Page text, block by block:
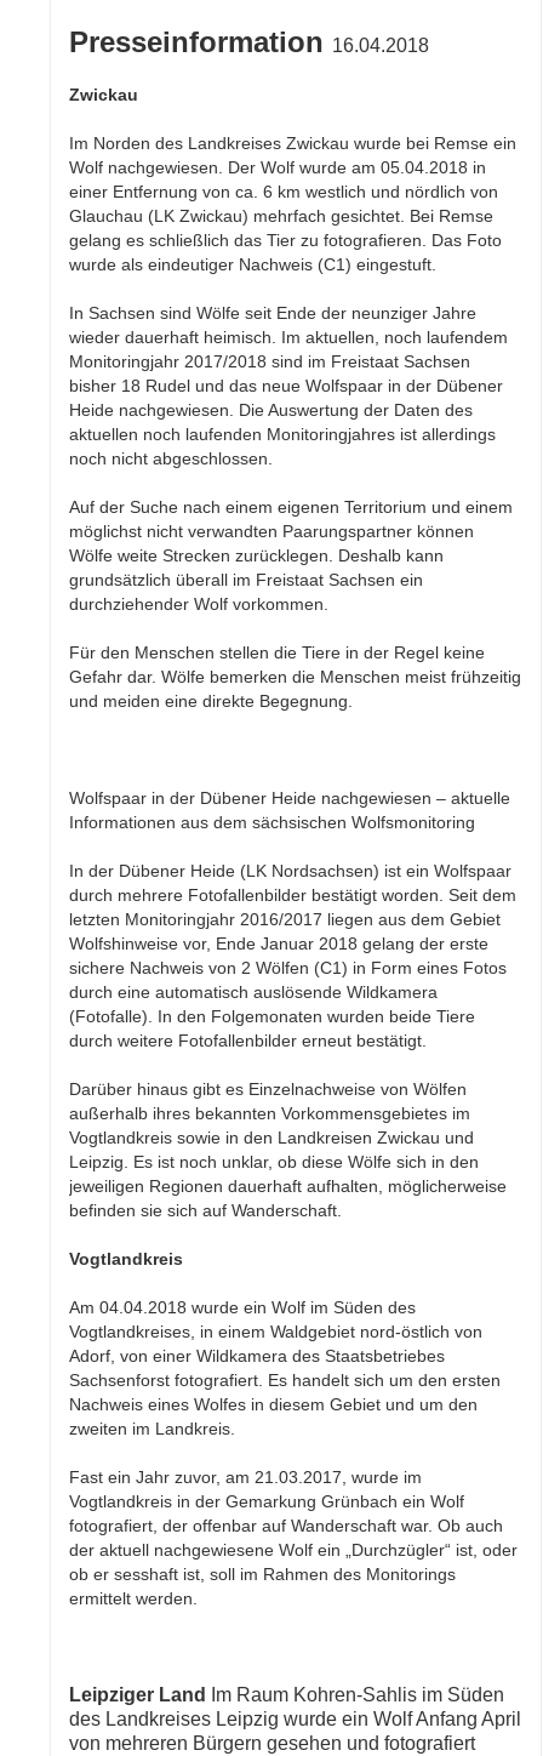
Presseinformation 16.04.2018
Zwickau
Im Norden des Landkreises Zwickau wurde bei Remse ein
Wolf nachgewiesen. Der Wolf wurde am 05.04.2018 in
einer Entfernung von ca. 6 km westlich und nördlich von
Glauchau (LK Zwickau) mehrfach gesichtet. Bei Remse
gelang es schließlich das Tier zu fotografieren. Das Foto
wurde als eindeutiger Nachweis (C1) eingestuft.
In Sachsen sind Wölfe seit Ende der neunziger Jahre
wieder dauerhaft heimisch. Im aktuellen, noch laufendem
Monitoringjahr 2017/2018 sind im Freistaat Sachsen
bisher 18 Rudel und das neue Wolfspaar in der Dübener
Heide nachgewiesen. Die Auswertung der Daten des
aktuellen noch laufenden Monitoringjahres ist allerdings
noch nicht abgeschlossen.
Auf der Suche nach einem eigenen Territorium und einem
möglichst nicht verwandten Paarungspartner können
Wölfe weite Strecken zurücklegen. Deshalb kann
grundsätzlich überall im Freistaat Sachsen ein
durchziehender Wolf vorkommen.
Für den Menschen stellen die Tiere in der Regel keine
Gefahr dar. Wölfe bemerken die Menschen meist frühzeitig
und meiden eine direkte Begegnung.
Wolfspaar in der Dübener Heide nachgewiesen – aktuelle
Informationen aus dem sächsischen Wolfsmonitoring
In der Dübener Heide (LK Nordsachsen) ist ein Wolfspaar
durch mehrere Fotofallenbilder bestätigt worden. Seit dem
letzten Monitoringjahr 2016/2017 liegen aus dem Gebiet
Wolfshinweise vor, Ende Januar 2018 gelang der erste
sichere Nachweis von 2 Wölfen (C1) in Form eines Fotos
durch eine automatisch auslösende Wildkamera
(Fotofalle). In den Folgemonaten wurden beide Tiere
durch weitere Fotofallenbilder erneut bestätigt.
Darüber hinaus gibt es Einzelnachweise von Wölfen
außerhalb ihres bekannten Vorkommensgebietes im
Vogtlandkreis sowie in den Landkreisen Zwickau und
Leipzig. Es ist noch unklar, ob diese Wölfe sich in den
jeweiligen Regionen dauerhaft aufhalten, möglicherweise
befinden sie sich auf Wanderschaft.
Vogtlandkreis
Am 04.04.2018 wurde ein Wolf im Süden des
Vogtlandkreises, in einem Waldgebiet nord-östlich von
Adorf, von einer Wildkamera des Staatsbetriebes
Sachsenforst fotografiert. Es handelt sich um den ersten
Nachweis eines Wolfes in diesem Gebiet und um den
zweiten im Landkreis.
Fast ein Jahr zuvor, am 21.03.2017, wurde im
Vogtlandkreis in der Gemarkung Grünbach ein Wolf
fotografiert, der offenbar auf Wanderschaft war. Ob auch
der aktuell nachgewiesene Wolf ein „Durchzügler“ ist, oder
ob er sesshaft ist, soll im Rahmen des Monitorings
ermittelt werden.
Leipziger Land
Im Raum Kohren-Sahlis im Süden
des Landkreises Leipzig wurde ein Wolf Anfang April
von mehreren Bürgern gesehen und fotografiert